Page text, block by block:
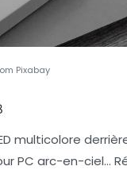
Pixabay
multicolore
PC arc-en-ciel…